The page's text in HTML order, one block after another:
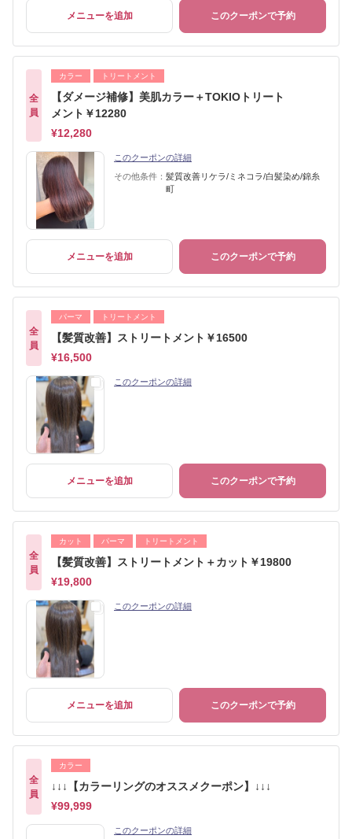
メニューを追加 このクーポンで予約
全
員
カラー トリートメント
【ダメージ補修】美肌カラー＋TOKIOトリート
メント￥12280
¥12,280
このクーポンの詳細
その他条件： 髪質改善リケラ/ミネコラ/白髪染め/錦糸
町
メニューを追加 このクーポンで予約
全
員
パーマ トリートメント
【髪質改善】ストリートメント￥16500
¥16,500
このクーポンの詳細
メニューを追加 このクーポンで予約
全
員
カット パーマ トリートメント
【髪質改善】ストリートメント＋カット￥19800
¥19,800
このクーポンの詳細
メニューを追加 このクーポンで予約
全
員
カラー
↓↓↓【カラーリングのオススメクーポン】↓↓↓
¥99,999
このクーポンの詳細